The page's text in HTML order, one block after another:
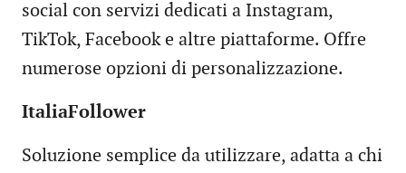
social con servizi dedicati a Instagram,
TikTok, Facebook e altre piattaforme. Offre
numerose opzioni di personalizzazione.
ItaliaFollower
Soluzione semplice da utilizzare, adatta a chi